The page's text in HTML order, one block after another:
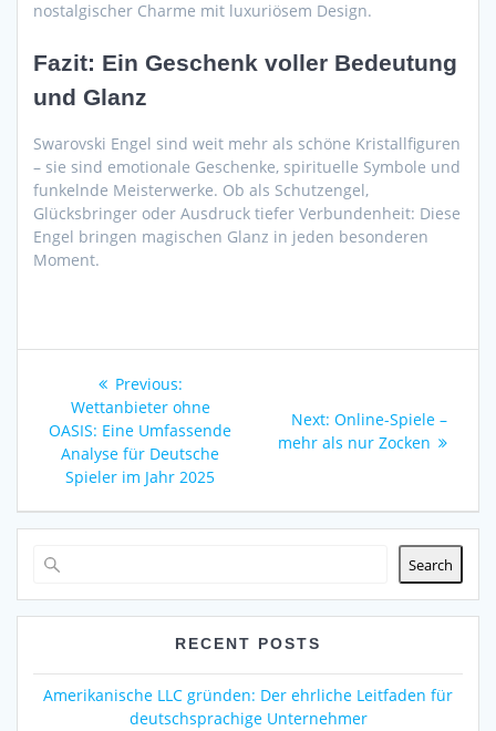
nostalgischer Charme mit luxuriösem Design.
Fazit: Ein Geschenk voller Bedeutung
und Glanz
Swarovski Engel sind weit mehr als schöne Kristallfiguren
– sie sind emotionale Geschenke, spirituelle Symbole und
funkelnde Meisterwerke. Ob als Schutzengel,
Glücksbringer oder Ausdruck tiefer Verbundenheit: Diese
Engel bringen magischen Glanz in jeden besonderen
Moment.
navigation
Previous:Previous
post:
Wettanbieter ohne
OASIS: Eine Umfassende
Analyse für Deutsche
Spieler im Jahr 2025
Next: Next
post:
Online-Spiele –
mehr als nur Zocken
Search
RECENT POSTS
Amerikanische LLC gründen: Der ehrliche Leitfaden für
deutschsprachige Unternehmer